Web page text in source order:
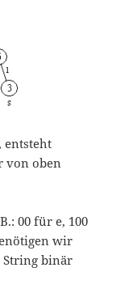
entsteht
von oben
00 für e, 100
wir
String binär